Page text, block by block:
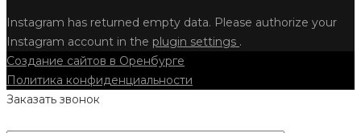
Instagram has returned empty data. Please authorize your
Instagram account in the plugin settings .
Создание сайтов в Оренбурге
Политика конфиденциальности
Заказать звонок